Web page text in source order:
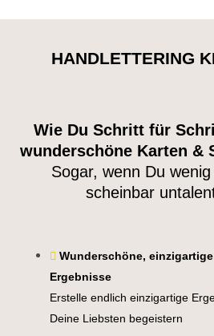
HANDLETTERING
Wie Du Schritt für
wunderschöne Karten &
Sogar, wenn Du
scheinbar
Wunderschöne,
Ergebnisse
Erstelle endlich einzigartige
Deine Liebsten begeistern